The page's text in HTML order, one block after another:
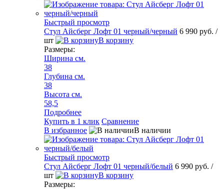
Быстрый просмотр
Стул Айсберг Лофт 01 черный/черный 6 990 руб. /
шт
В корзину
Размеры:
Ширина см.
38
Глубина см.
38
Высота см.
58,5
Подробнее
Купить в 1 клик Сравнение
В избранное
В наличии
Быстрый просмотр
Стул Айсберг Лофт 01 черный/белый 6 990 руб. /
шт
В корзину
Размеры: